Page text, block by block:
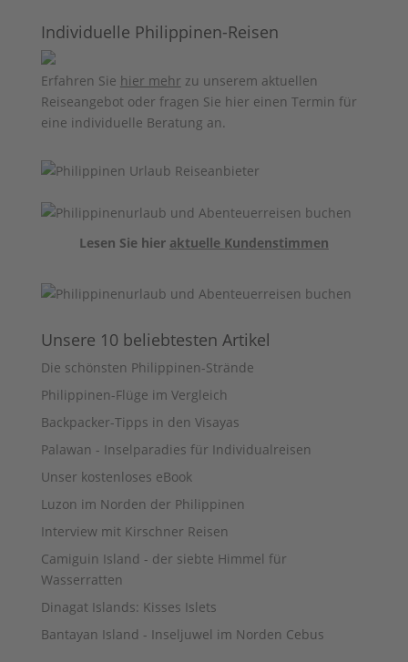
Individuelle Philippinen-Reisen
Erfahren Sie hier mehr zu unserem aktuellen
Reiseangebot oder fragen Sie hier einen Termin für
eine individuelle Beratung an.
Lesen Sie hier aktuelle Kundenstimmen
Unsere 10 beliebtesten Artikel
Die schönsten Philippinen-Strände
Philippinen-Flüge im Vergleich
Backpacker-Tipps in den Visayas
Palawan - Inselparadies für Individualreisen
Unser kostenloses eBook
Luzon im Norden der Philippinen
Interview mit Kirschner Reisen
Camiguin Island - der siebte Himmel für
Wasserratten
Dinagat Islands: Kisses Islets
Bantayan Island - Inseljuwel im Norden Cebus